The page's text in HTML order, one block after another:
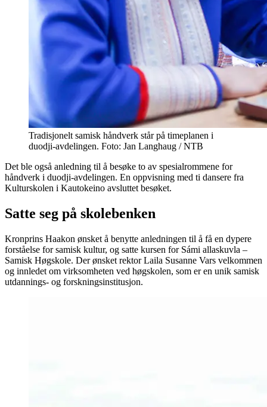
Tradisjonelt samisk håndverk står på timeplanen i
duodji-avdelingen. Foto: Jan Langhaug / NTB
Det ble også anledning til å besøke to av spesialrommene for
håndverk i duodji-avdelingen. En oppvisning med ti dansere fra
Kulturskolen i Kautokeino avsluttet besøket.
Satte seg på skolebenken
Kronprins Haakon ønsket å benytte anledningen til å få en dypere
forståelse for samisk kultur, og satte kursen for Sámi allaskuvla –
Samisk Høgskole. Der ønsket rektor Laila Susanne Vars velkommen
og innledet om virksomheten ved høgskolen, som er en unik samisk
utdannings- og forskningsinstitusjon.